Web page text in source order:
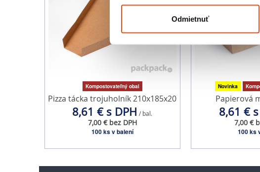
kedykoľvek zmeniť alebo odvolať cez
Na prispôsobenie obsahu a reklám,
médií, inzercie a analýzy. Títo partneri
alebo ktoré od vás získali, keď ste
Odmietnuť
Kompostovateľný obal
Pizza tácka trojuholník 210x185x20
8,61 € s DPH / bal.
7,00 € bez DPH
100 ks v balení
Novinka
Papierová
8,61 €
7,00 €
100 ks